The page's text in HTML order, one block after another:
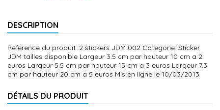
DESCRIPTION
Reference du produit :2 stickers JDM 002 Categorie: Sticker
JDM tailles disponible Largeur 3.5 cm par hauteur 10 cm a 2
euros Largeur 5.5 cm par hauteur 15 cm a 3 euros Largeur 7.3
cm par hauteur 20 cm a 5 euros Mis en ligne le 10/03/2013
DÉTAILS DU PRODUIT